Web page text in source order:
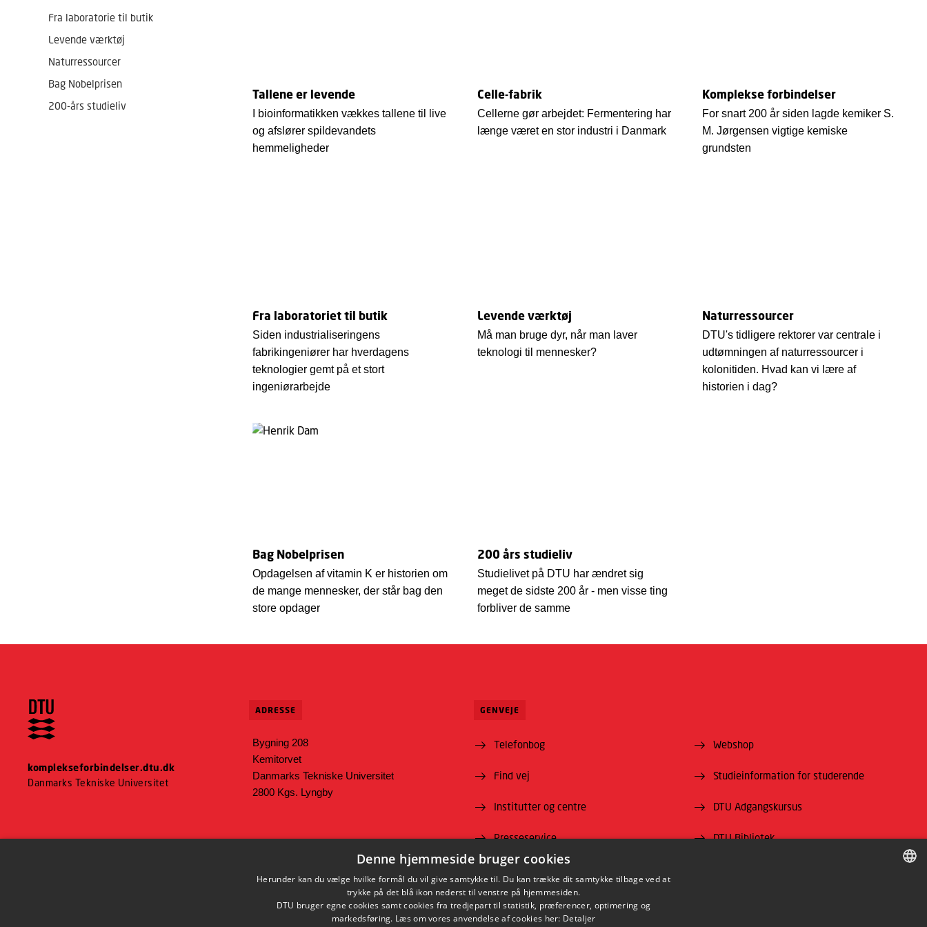
Fra laboratorie til butik
Levende værktøj
Naturressourcer
Bag Nobelprisen
200-års studieliv
Tallene er levende
I bioinformatikken vækkes tallene til live
og afslører spildevandets
hemmeligheder
Celle-fabrik
Cellerne gør arbejdet: Fermentering har
længe været en stor industri i Danmark
Komplekse forbindelser
For snart 200 år siden lagde kemiker S.
M. Jørgensen vigtige kemiske
grundsten
Fra laboratoriet til butik
Siden industrialiseringens
fabrikingeniører har hverdagens
teknologier gemt på et stort
ingeniørarbejde
Levende værktøj
Må man bruge dyr, når man laver
teknologi til mennesker?
Naturressourcer
DTU's tidligere rektorer var centrale i
udtømningen af naturressourcer i
kolonitiden. Hvad kan vi lære af
historien i dag?
Bag Nobelprisen
Opdagelsen af vitamin K er historien om
de mange mennesker, der står bag den
store opdager
200 års studieliv
Studielivet på DTU har ændret sig
meget de sidste 200 år - men visse ting
forbliver de samme
komplekseforbindelser.dtu.dk
Danmarks Tekniske Universitet
ADRESSE
Bygning 208
Kemitorvet
Danmarks Tekniske Universitet
2800 Kgs. Lyngby
GENVEJE
Telefonbog
Find vej
Institutter og centre
Presseservice
For leverandører
Job og karriere
Webshop
Studieinformation for studerende
DTU Adgangskursus
DTU Bibliotek
Denne hjemmeside bruger cookies
Herunder kan du vælge hvilke formål du vil give samtykke til. Du kan trække dit samtykke tilbage ved at
trykke på det blå ikon nederst til venstre på hjemmesiden.
DTU bruger egne cookies samt cookies fra tredjepart til statistik, præferencer, optimering og
markedsføring. Læs om vores anvendelse af cookies her: Detaljer